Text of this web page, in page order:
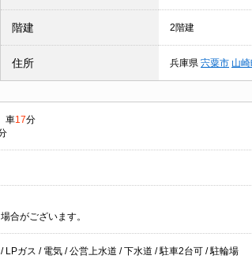
階建 2階建
住所 兵庫県 宍粟市 山
車17分
合がございます。
LPガス / 電気 / 公営上水道 / 下水道 / 駐車2台可 / 駐輪場